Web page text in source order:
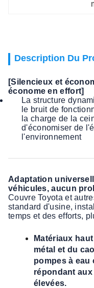
Description Du
[Silencieux et
économe en effort]
La structure
le bruit de
la charge de la
d'économiser de
l'environnement
Adaptation
véhicules, aucun
Couvre Toyota et
standard d'usine,
temps et des efforts,
Matériaux
métal et du
pompes à
répondant
élevées.